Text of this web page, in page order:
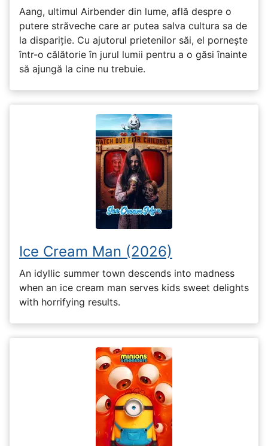
Aang, ultimul Airbender din lume, află despre o
putere străveche care ar putea salva cultura sa de
la dispariție. Cu ajutorul prietenilor săi, el pornește
într-o călătorie în jurul lumii pentru a o găsi înainte
să ajungă la cine nu trebuie.
Ice Cream Man (2026)
An idyllic summer town descends into madness
when an ice cream man serves kids sweet delights
with horrifying results.